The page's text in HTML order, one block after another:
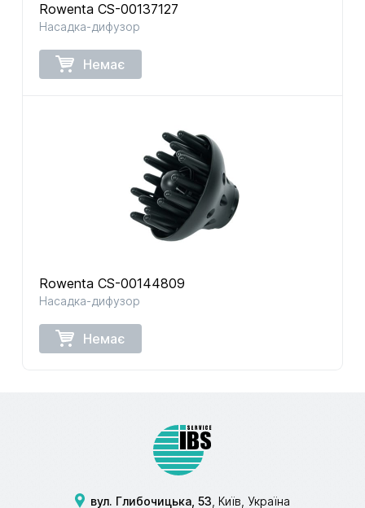
Rowenta CS-00137127
Насадка-дифузор
Немає
Rowenta CS-00144809
Насадка-дифузор
Немає
вул. Глибочицька, 53 , Київ, Україна